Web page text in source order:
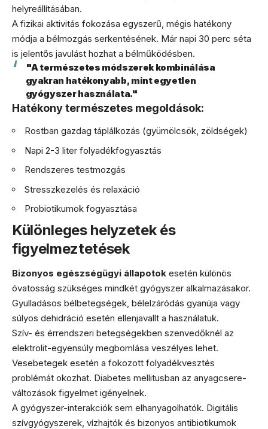
helyreállításában.
A fizikai aktivitás fokozása egyszerű, mégis hatékony
módja a bélmozgás serkentésének. Már napi 30 perc séta
is jelentős javulást hozhat a bélműködésben.
"A természetes módszerek kombinálása
gyakran hatékonyabb, mint egyetlen
gyógyszer használata."
Hatékony természetes megoldások:
Rostban gazdag táplálkozás (gyümölcsök, zöldségek)
Napi 2-3 liter folyadékfogyasztás
Rendszeres testmozgás
Stresszkezelés és relaxáció
Probiotikumok fogyasztása
Különleges helyzetek és
figyelmeztetések
Bizonyos egészségügyi állapotok esetén különös
óvatosság szükséges mindkét gyógyszer alkalmazásakor.
Gyulladásos bélbetegségek, bélelzáródás gyanúja vagy
súlyos dehidráció esetén ellenjavallt a használatuk.
Szív- és érrendszeri betegségekben szenvedőknél az
elektrolit-egyensúly megbomlása veszélyes lehet.
Vesebetegek esetén a fokozott folyadékvesztés
problémát okozhat. Diabetes mellitusban az anyagcsere-
változások figyelmet igényelnek.
A gyógyszer-interakciók sem elhanyagolhatók. Digitális
szívgyógyszerek, vízhajtók és bizonyos antibiotikumok